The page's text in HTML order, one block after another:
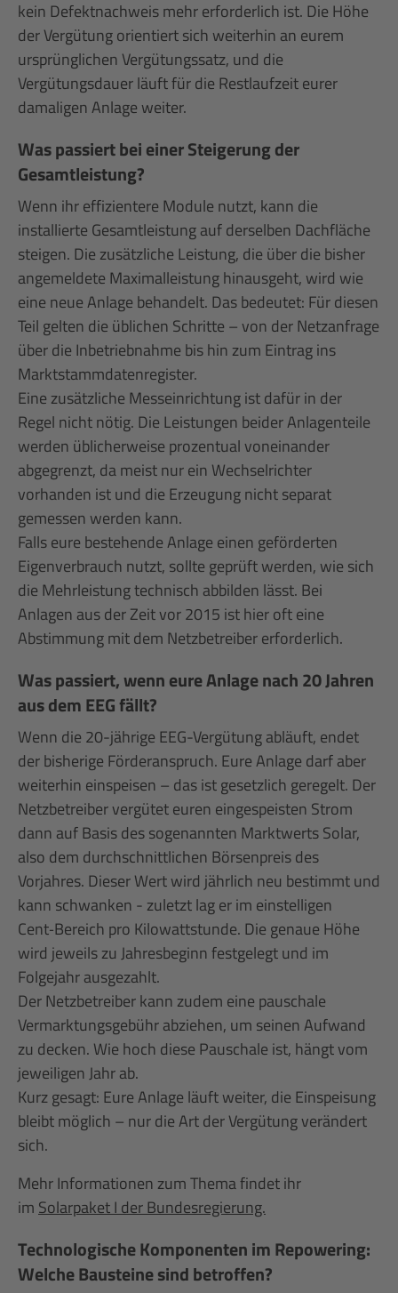
kein Defektnachweis mehr erforderlich ist. Die Höhe
der Vergütung orientiert sich weiterhin an eurem
ursprünglichen Vergütungssatz, und die
Vergütungsdauer läuft für die Restlaufzeit eurer
damaligen Anlage weiter.
Was passiert bei einer Steigerung der
Gesamtleistung?
Wenn ihr effizientere Module nutzt, kann die
installierte Gesamtleistung auf derselben Dachfläche
steigen. Die zusätzliche Leistung, die über die bisher
angemeldete Maximalleistung hinausgeht, wird wie
eine neue Anlage behandelt. Das bedeutet: Für diesen
Teil gelten die üblichen Schritte – von der Netzanfrage
über die Inbetriebnahme bis hin zum Eintrag ins
Marktstammdatenregister.
Eine zusätzliche Messeinrichtung ist dafür in der
Regel nicht nötig. Die Leistungen beider Anlagenteile
werden üblicherweise prozentual voneinander
abgegrenzt, da meist nur ein Wechselrichter
vorhanden ist und die Erzeugung nicht separat
gemessen werden kann.
Falls eure bestehende Anlage einen geförderten
Eigenverbrauch nutzt, sollte geprüft werden, wie sich
die Mehrleistung technisch abbilden lässt. Bei
Anlagen aus der Zeit vor 2015 ist hier oft eine
Abstimmung mit dem Netzbetreiber erforderlich.
Was passiert, wenn eure Anlage nach 20 Jahren
aus dem EEG fällt?
Wenn die 20-jährige EEG-Vergütung abläuft, endet
der bisherige Förderanspruch. Eure Anlage darf aber
weiterhin einspeisen – das ist gesetzlich geregelt. Der
Netzbetreiber vergütet euren eingespeisten Strom
dann auf Basis des sogenannten Marktwerts Solar,
also dem durchschnittlichen Börsenpreis des
Vorjahres. Dieser Wert wird jährlich neu bestimmt und
kann schwanken - zuletzt lag er im einstelligen
Cent‑Bereich pro Kilowattstunde. Die genaue Höhe
wird jeweils zu Jahresbeginn festgelegt und im
Folgejahr ausgezahlt.
Der Netzbetreiber kann zudem eine pauschale
Vermarktungsgebühr abziehen, um seinen Aufwand
zu decken. Wie hoch diese Pauschale ist, hängt vom
jeweiligen Jahr ab.
Kurz gesagt: Eure Anlage läuft weiter, die Einspeisung
bleibt möglich – nur die Art der Vergütung verändert
sich.
Mehr Informationen zum Thema findet ihr
im Solarpaket I der Bundesregierung.
Technologische Komponenten im Repowering:
Welche Bausteine sind betroffen?